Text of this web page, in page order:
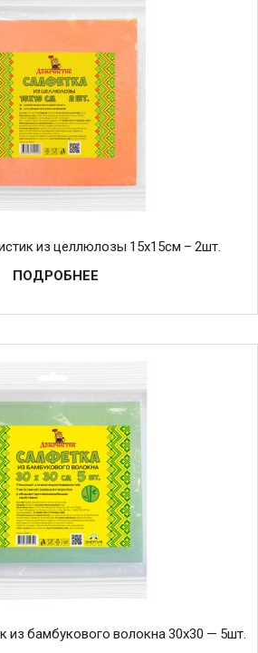
из целлюлозы 15х15см – 2шт.
ПОДРОБНЕЕ
из бамбукового волокна 30х30 — 5шт.